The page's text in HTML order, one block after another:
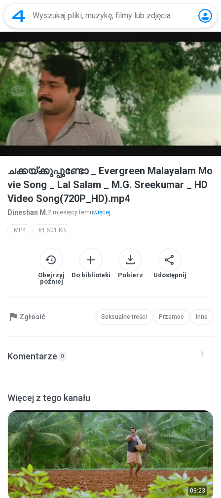
ചക്കയ്ക്കുപ്പുണ്ടോ _ Evergreen Malayalam Mo
vie Song _ Lal Salam _ M.G. Sreekumar _ HD
Video Song(720P_HD).mp4
Dineshan M.2 miesięcy temuwięcej...
MP4 61,501 KB
Obejrzyj
później
Do biblioteki Pobierz Udostępnij
Zgłosić Seksualne treści Przemoc Inne
Komentarze 0
Więcej z tego kanału
03:23